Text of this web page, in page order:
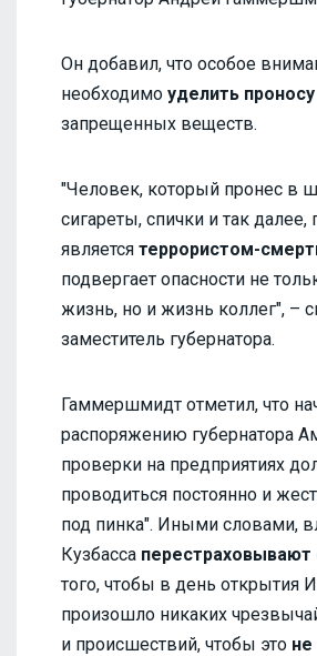
Он добавил, что особое
необходимо уделить
запрещенных веществ.
"Человек, который пронес в
сигареты, спички и так далее,
является террористом-
подвергает опасности не
жизнь, но и жизнь коллег", –
заместитель губернатора.
Гаммершмидт отметил, что
распоряжению губернатора
проверки на предприятиях
проводиться постоянно и
под пинка". Иными словами,
Кузбасса перестраховывают
того, чтобы в день открытия
произошло никаких
и происшествий, чтобы это не